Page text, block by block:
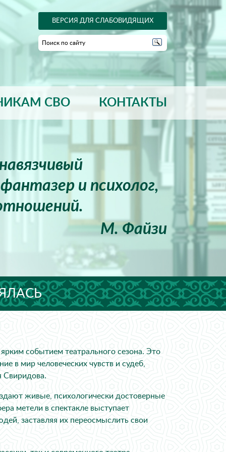
ВЕРСИЯ ДЛЯ СЛАБОВИДЯЩИХ
СВО КОНТАКТЫ
и психолог,
М. Файзи
событием театрального сезона. Это
в мир человеческих чувств и судеб,
Свиридова.
живые, психологически достоверные
метели в спектакле выступает
заставляя их переосмыслить свои